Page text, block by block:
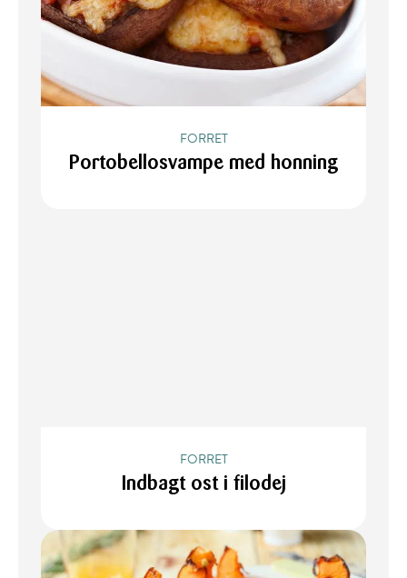
FORRET
Portobellosvampe med honning
FORRET
Indbagt ost i filodej